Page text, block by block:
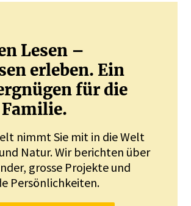
Lesen –
erleben. Ein
für die
nimmt Sie mit in die Welt
Natur. Wir berichten über
grosse Projekte und
Persönlichkeiten.